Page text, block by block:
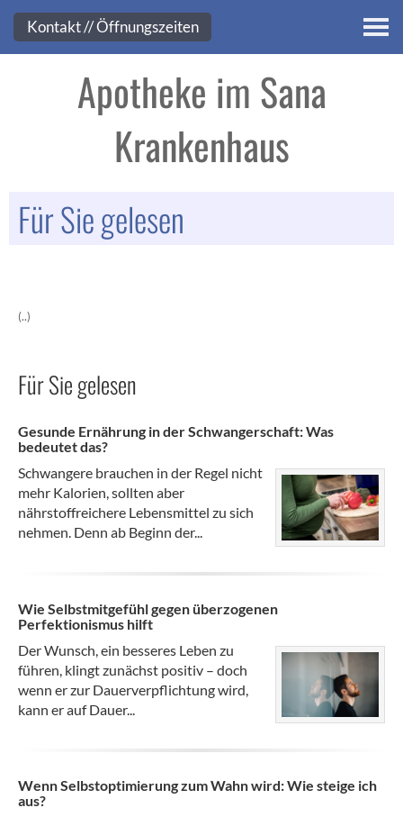
Kontakt
Apotheke im Sana
Krankenhaus
Für Sie gelesen
(..)
Für Sie gelesen
Gesunde Ernährung in der Schwangerschaft: Was
bedeutet das?
Schwangere brauchen in der Regel nicht
mehr Kalorien, sollten aber
nährstoffreichere Lebensmittel zu sich
nehmen. Denn ab Beginn der...
Wie Selbstmitgefühl gegen überzogenen
Perfektionismus hilft
Der Wunsch, ein besseres Leben zu
führen, klingt zunächst positiv – doch
wenn er zur Dauerverpflichtung wird,
kann er auf Dauer...
Wenn Selbstoptimierung zum Wahn wird: Wie steige ich
aus?
Kontakt // Öffnungszeiten